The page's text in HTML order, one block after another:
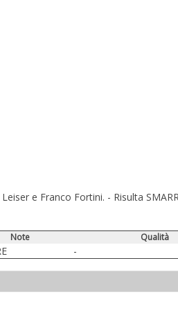
e Franco Fortini. - Risulta
Note Qualità
-